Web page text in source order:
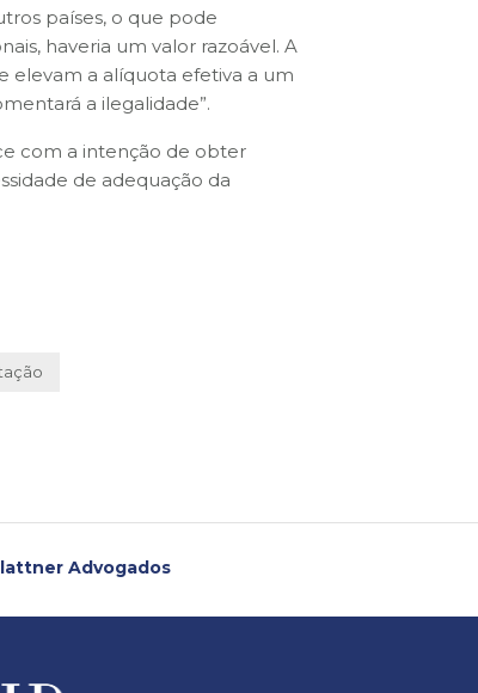
países, o que pode
haveria um valor razoável. A
elevam a alíquota efetiva a um
a ilegalidade”.
com a intenção de obter
de adequação da
Advogados